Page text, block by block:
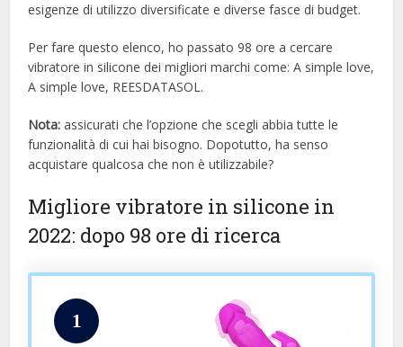
esigenze di utilizzo diversificate e diverse fasce di budget.
Per fare questo elenco, ho passato 98 ore a cercare
vibratore in silicone dei migliori marchi come: A simple love,
A simple love, REESDATASOL.
Nota: assicurati che l’opzione che scegli abbia tutte le
funzionalità di cui hai bisogno. Dopotutto, ha senso
acquistare qualcosa che non è utilizzabile?
Migliore vibratore in silicone in
2022: dopo 98 ore di ricerca
1